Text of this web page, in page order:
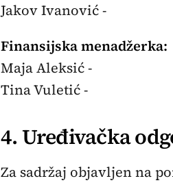
Jakov Ivanović -
Finansijska menadžerka:
Maja Aleksić -
Tina Vuletić -
4. Uređivačka
Za sadržaj objavljen na